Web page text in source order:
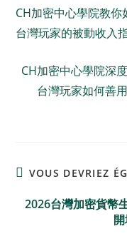
CH加密中心學院教
台灣玩家的被動收入
CH加密中心學院深
台灣玩家如何善
VOUS DEVRIEZ
2026台灣加密貨幣